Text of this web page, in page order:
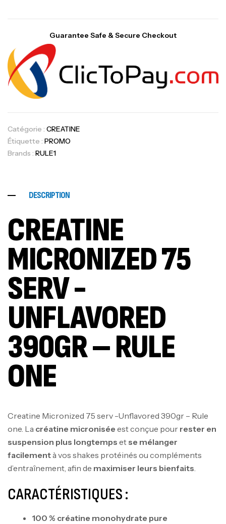
Guarantee Safe & Secure Checkout
Catégorie : CREATINE
Étiquette : PROMO
Brands : RULE1
DESCRIPTION
CREATINE
MICRONIZED 75
SERV -
UNFLAVORED
390GR – RULE
ONE
Creatine Micronized 75 serv -Unflavored 390gr – Rule
one. La créatine micronisée est conçue pour rester en
suspension plus longtemps etse mélanger
facilementà vos shakes protéinés ou compléments
d’entraînement, afin de maximiser leurs bienfaits
CARACTÉRISTIQUES :
100 % créatine monohydrate pure